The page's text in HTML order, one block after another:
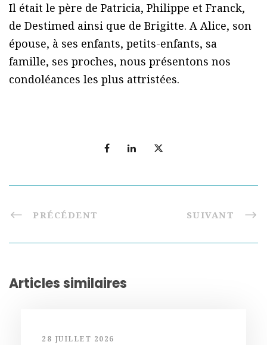
Il était le père de Patricia, Philippe et Franck,
de Destimed ainsi que de Brigitte. A Alice, son
épouse, à ses enfants, petits-enfants, sa
famille, ses proches, nous présentons nos
condoléances les plus attristées.
PRÉCÉDENT SUIVANT
Articles similaires
28 JUILLET 2026